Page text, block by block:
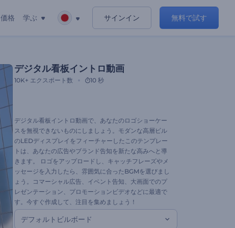
価格 学ぶ サインイン 無料で試す
デジタル看板イントロ動画
10K+ エクスポート数 10 秒
デジタル看板イントロ動画で、あなたのロゴショーケー
スを無視できないものにしましょう。モダンな高層ビル
のLEDディスプレイをフィーチャーしたこのテンプレー
トは、あなたの広告やブランド告知を新たな高みへと導
きます。 ロゴをアップロードし、キャッチフレーズやメ
ッセージを入力したら、雰囲気に合ったBGMを選びまし
ょう。コマーシャル広告、イベント告知、大画面でのプ
レゼンテーション、プロモーションビデオなどに最適で
す。今すぐ作成して、注目を集めましょう！
デフォルトビルボード